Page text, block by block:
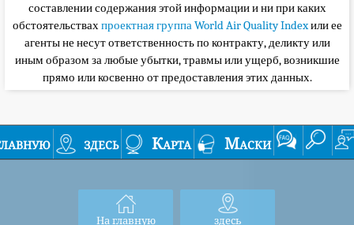
составлении содержания этой информации и ни при каких
обстоятельствахпроектная группа World Air Quality Indexили ее
агенты не несут ответственность по контракту, деликту или
иным образом за любые убытки, травмы или ущерб, возникшие
прямо или косвенно от предоставления этих данных.
здесь Карта Маски
На главную здесь